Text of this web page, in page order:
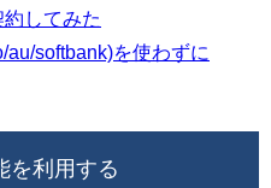
してみた
softbank)を使わずに
を利用する